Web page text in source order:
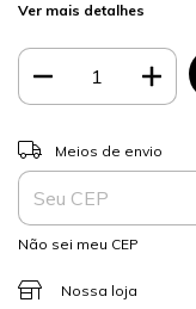
Ver mais detalhes
Entregas para o CEP:
Meios de envio
Não sei meu CEP
Nossa loja